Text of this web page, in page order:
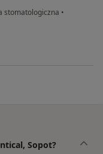
stomatologiczna •
Sopot?